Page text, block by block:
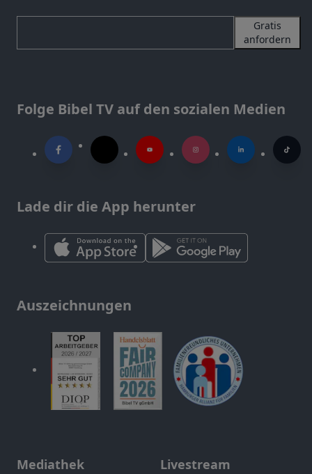
Gratis
anfordern
Folge Bibel TV auf den sozialen Medien
Lade dir die App herunter
Auszeichnungen
Mediathek Livestream